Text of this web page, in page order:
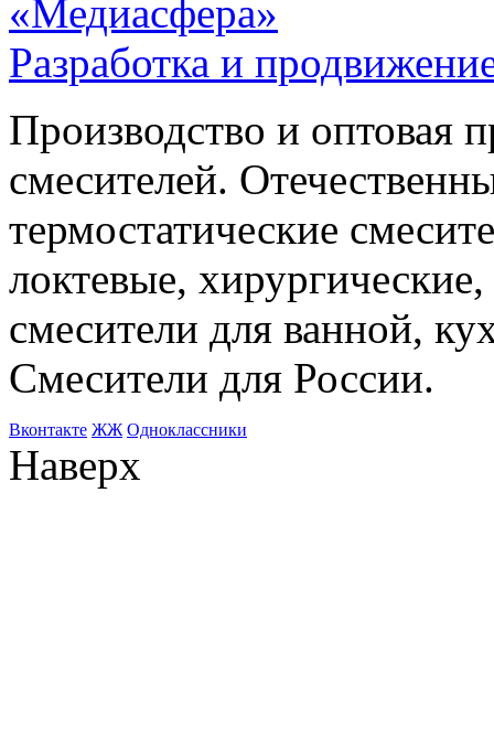
«Медиасфера»
Разработка и
Производство и оптовая
смесителей.
термостатические
локтевые,
смесители для ванной,
Смесители для России.
Bконтакте ЖЖ Одноклассники
Наверх